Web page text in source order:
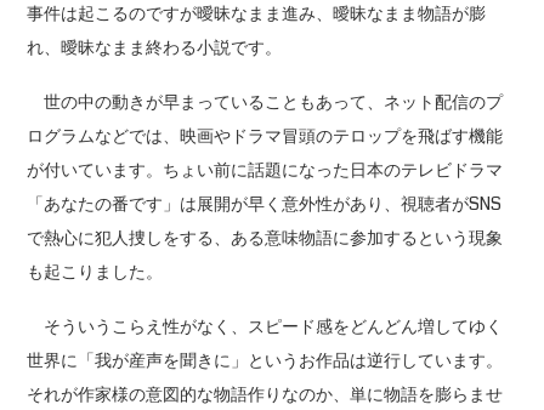
事件は起こるのですが曖昧なまま進み、曖昧なまま物語が膨
れ、曖昧なまま終わる小説です。
世の中の動きが早まっていることもあって、ネット配信のプ
ログラムなどでは、映画やドラマ冒頭のテロップを飛ばす機能
が付いています。ちょい前に話題になった日本のテレビドラマ
「あなたの番です」は展開が早く意外性があり、視聴者がSNS
で熱心に犯人捜しをする、ある意味物語に参加するという現象
も起こりました。
そういうこらえ性がなく、スピード感をどんどん増してゆく
世界に「我が産声を聞きに」というお作品は逆行しています。
それが作家様の意図的な物語作りなのか、単に物語を膨らませ